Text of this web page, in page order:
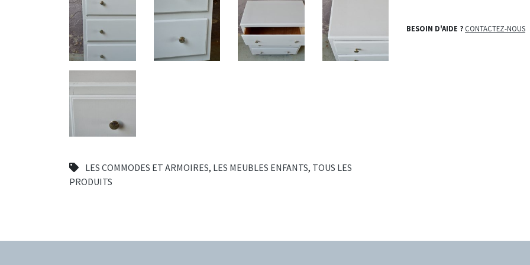
LES COMMODES ET ARMOIRES, LES MEUBLES ENFANTS, TOUS LES
PRODUITS
BESOIN D'AIDE ?CONTACTEZ-NOUS